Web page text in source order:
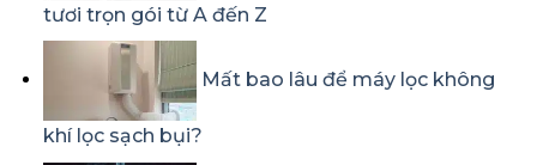
tươi trọn gói từ A đến Z
Mất bao lâu để máy lọc không
khí lọc sạch bụi?